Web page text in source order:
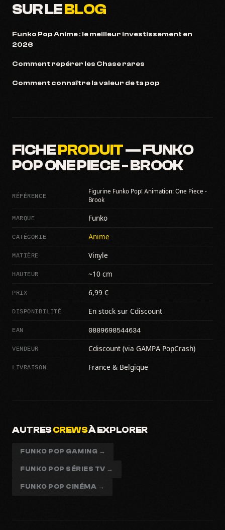
SUR LEBLOG
Funko Pop Anime : le meilleur investissement en
2026
Comment repérer les Chase rares
Comment connaître la valeur de ta pop
FICHEPRODUIT— FUNKO
POP ONE PIECE - BROOK
RÉFÉRENCE
Figurine Funko Pop! Animation: One Piece -
Brook
MARQUE Funko
CATÉGORIE Anime
MATIÈRE Vinyle
HAUTEUR ~10 cm
PRIX 6,99 €
DISPONIBILITÉ En stock sur Cdiscount
EAN 0889698544634
VENDEUR Cdiscount (via GAMPA PopCrash)
LIVRAISON France & Belgique
AUTRESCREWSÀ EXPLORER
FUNKO POP GAMING →
FUNKO POP SÉRIES TV →
FUNKO POP CINÉMA →